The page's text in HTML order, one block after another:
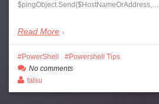
$pingObject.Send($HostNameOrAddress,…
Read More
PowerShell
Powershell Tips
No comments
talsu